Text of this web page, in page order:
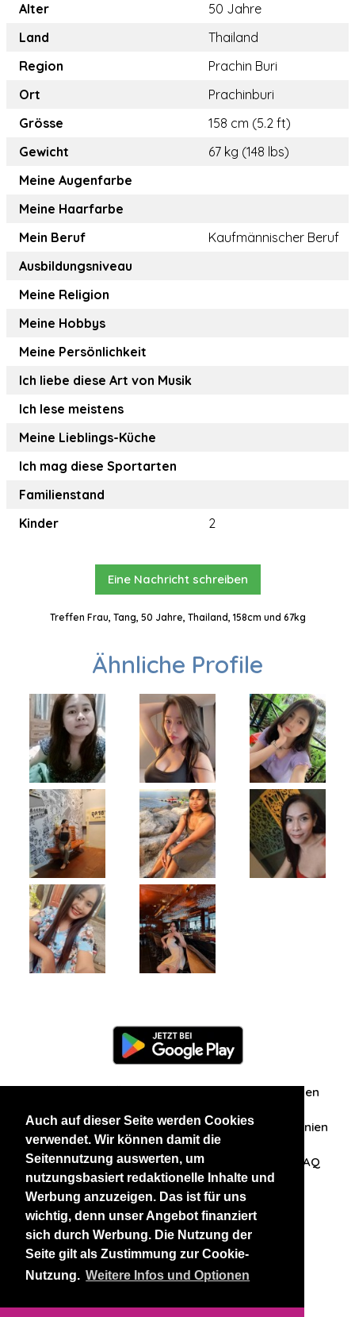
Auch auf dieser Seite werden Cookies
verwendet. Wir können damit die
Seitennutzung auswerten, um
nutzungsbasiert redaktionelle Inhalte und
Werbung anzuzeigen. Das ist für uns
wichtig, denn unser Angebot finanziert
sich durch Werbung. Die Nutzung der
Seite gilt als Zustimmung zur Cookie-
Nutzung. Weitere Infos und Optionen
Alter
50 Jahre
Land
Thailand
Region
Prachin Buri
Ort
Prachinburi
Grösse
158 cm (5.2 ft)
Gewicht
67 kg (148 lbs)
Meine Augenfarbe
Meine Haarfarbe
Mein Beruf
Kaufmännischer Beruf
Ausbildungsniveau
Meine Religion
Meine Hobbys
Meine Persönlichkeit
Ich liebe diese Art von Musik
Ich lese meistens
Meine Lieblings-Küche
Ich mag diese Sportarten
Familienstand
Kinder
2
Eine Nachricht schreiben
Treffen Frau, Tang, 50 Jahre, Thailand, 158cm und 67kg
Ähnliche Profile
Zuschriften/Erfahrungen
Datenschutzerklärung AGB Datenschutzrichtlinien
Nehmen Sie Kontakt mit uns auf FAQ
Unsere anderen Websites
BlackAndBeauties RussianKisses